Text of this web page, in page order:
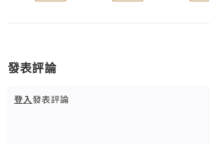
發表評論
登入發表評論